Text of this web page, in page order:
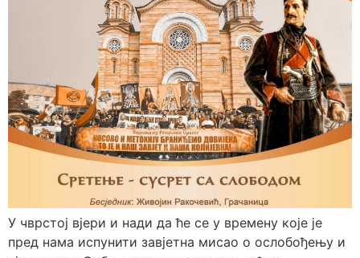
У чврстој вјери и нади да ће се у времену које је
пред нама испунити завјетна мисао о ослобођењу и